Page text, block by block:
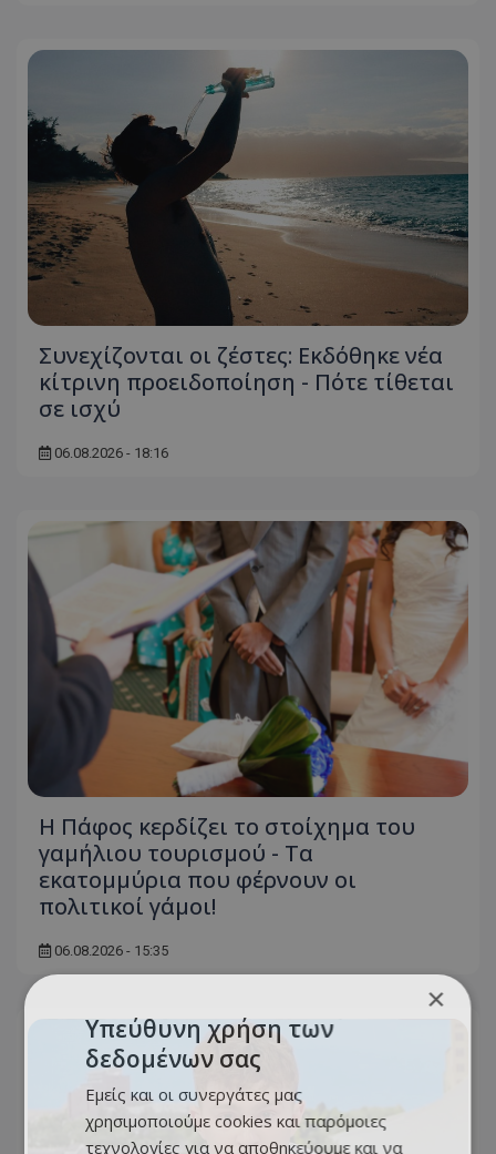
Συνεχίζονται οι ζέστες: Εκδόθηκε νέα
κίτρινη προειδοποίηση - Πότε τίθεται
σε ισχύ
06.08.2026 - 18:16
Η Πάφος κερδίζει το στοίχημα του
γαμήλιου τουρισμού - Τα
εκατομμύρια που φέρνουν οι
πολιτικοί γάμοι!
06.08.2026 - 15:35
×
Υπεύθυνη χρήση των
δεδομένων σας
Εμείς και οι συνεργάτες μας
χρησιμοποιούμε cookies και παρόμοιες
τεχνολογίες για να αποθηκεύουμε και να